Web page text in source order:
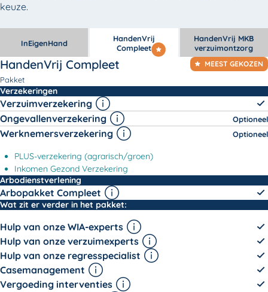
keuze.
InEigenHand
HandenVrij
Compleet
HandenVrij MKB
verzuimontzorg
HandenVrij Compleet
Pakket
MEEST GEKOZEN
HandenVrij Compleet -
Verzekeringen
Verzuimverzekering
Ongevallenverzekering
Optioneel
Werknemersverzekering Optioneel
PLUS-verzekering (agrarisch/groen)
Inkomen Gezond Verzekering
HandenVrij Compleet -
Arbodienstverlening
Arbopakket Compleet
HandenVrij Compleet -
Wat zit er verder in het pakket:
Hulp van onze WIA-experts
Hulp van onze verzuimexperts
Hulp van onze regresspecialist
Casemanagement
Vergoeding interventies